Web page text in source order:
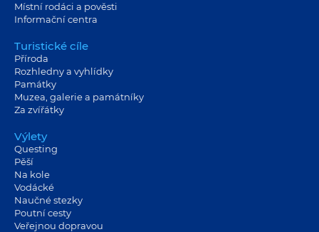
Místní rodáci a pověsti
Informační centra
Turistické cíle
Příroda
Rozhledny a vyhlídky
Památky
Muzea, galerie a památníky
Za zvířátky
Výlety
Questing
Pěší
Na kole
Vodácké
Naučné stezky
Poutní cesty
Veřejnou dopravou